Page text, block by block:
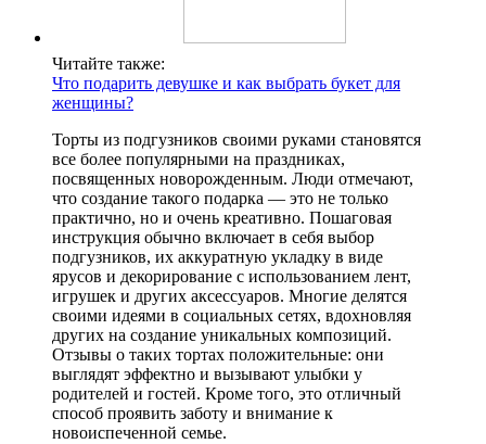
Читайте также:
Что подарить девушке и как выбрать букет для
женщины?
Торты из подгузников своими руками становятся
все более популярными на праздниках,
посвященных новорожденным. Люди отмечают,
что создание такого подарка — это не только
практично, но и очень креативно. Пошаговая
инструкция обычно включает в себя выбор
подгузников, их аккуратную укладку в виде
ярусов и декорирование с использованием лент,
игрушек и других аксессуаров. Многие делятся
своими идеями в социальных сетях, вдохновляя
других на создание уникальных композиций.
Отзывы о таких тортах положительные: они
выглядят эффектно и вызывают улыбки у
родителей и гостей. Кроме того, это отличный
способ проявить заботу и внимание к
новоиспеченной семье.